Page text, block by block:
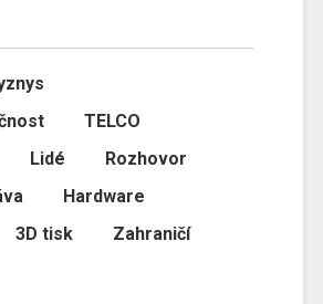
TELCO
Lidé
Rozhovor
Hardware
3D tisk Zahraničí